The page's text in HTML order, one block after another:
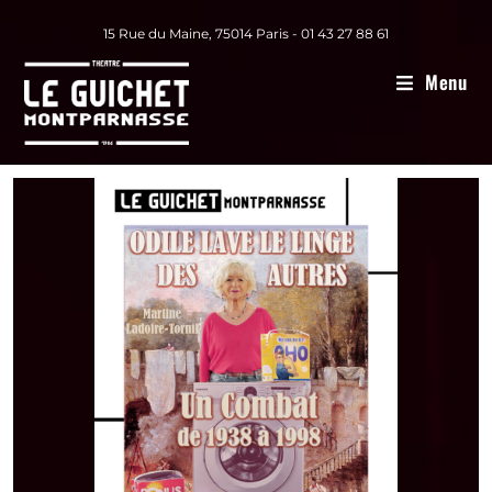
15 Rue du Maine, 75014 Paris - 01 43 27 88 61
Menu